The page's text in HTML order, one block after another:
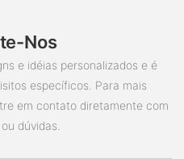
Nos
e idéias personalizados e é
específicos. Para mais
em contato diretamente com
dúvidas.